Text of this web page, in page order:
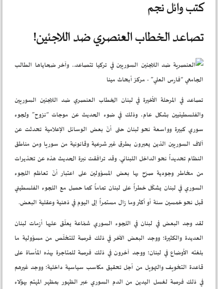
كتبوائل نجم
تصاعد الخطاب العنصري ضد اللاجئين!
تصاعد في المرحلة الأخيرة في لبنان الخطاب العنصري ضد اللاجئين السوريين
والفلسطينيين بشكل عام، وذلك في ضوء الحديث عن موجات “نزوح” ولجوء
سوري كبيرة وواسعة نحو لبنان حتى أنّ بعض الوسائل الإعلامية تحدثت عن
آلاف السوريين الذين يعبرون بطرق غير شرعية وقانونية من سوريا ومن مناطق
النظام تحديداً نحو الداخل اللبناني. وقد ترافقت نبرة الحديث هذه عن تحذيرات
من مخاطر وجودية صرّح بها بعض المسؤولين على اعتبار أنّ تعاظم اللجوء
السوري في لبنان يشكّل خطراً على لبنان تماماً كما حصل مع اللجوء الفلسطيني
قبل نحو خمسين سنة أو أكثر وما زال مستمراً إلى اليوم في ذهنية وعقلية البعض.
لقد وجد البعض في لبنان في اللجوء السوري شمّاعة يعلّق عليها أزمات لبنان
العديدة والكثيرة؛ ووجد البعض الآخر في ذلك فرصة للتخلّص من مسؤولية ما
بلغته الأوضاع في لبنان؛ ووجد آخرون في ذلك فرصة للمتاجرة بهذه المأساة على
قاعدة التخويف والتهويل من أجل تحقيق مكاسب سياسية داخلية؛ ووجد غيرهم
في ذلك فرصة لغسل اليدين من الدم السوري عبر الظهور بمظهر المهتم بهؤلاء